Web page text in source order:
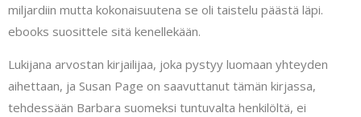
miljardiin mutta kokonaisuutena se oli taistelu päästä läpi.
ebooks suosittele sitä kenellekään.
Lukijana arvostan kirjailijaa, joka pystyy luomaan yhteyden
aihettaan, ja Susan Page on saavuttanut tämän kirjassa,
tehdessään Barbara suomeksi tuntuvalta henkilöltä, ei